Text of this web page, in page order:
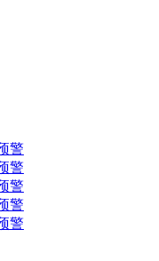
警
警
警
警
警